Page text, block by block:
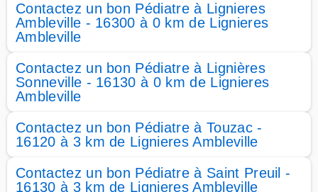
Contactez un bon Pédiatre à Lignieres
Ambleville - 16300 à 0 km de Lignieres
Ambleville
Contactez un bon Pédiatre à Lignières
Sonneville - 16130 à 0 km de Lignieres
Ambleville
Contactez un bon Pédiatre à Touzac -
16120 à 3 km de Lignieres Ambleville
Contactez un bon Pédiatre à Saint Preuil -
16130 à 3 km de Lignieres Ambleville